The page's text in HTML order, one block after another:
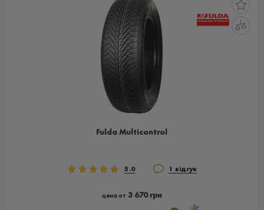
Fulda Multicontrol
5.0 1 відгук
цена от3 670 грн